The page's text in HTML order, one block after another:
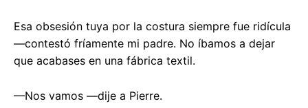
Esa obsesión tuya por la costura siempre fue ridícula
—contestó fríamente mi padre. No íbamos a dejar
que acabases en una fábrica textil.
—Nos vamos —dije a Pierre.